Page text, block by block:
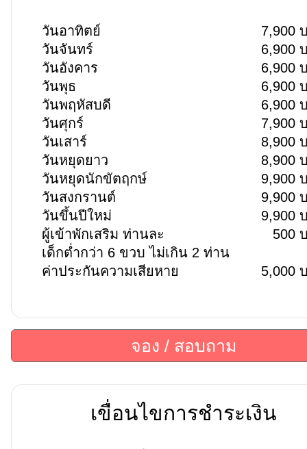
วันอาทิตย์
7,900
วันจันทร์
6,900
วันอังคาร
6,900
วันพุธ
6,900
วันพฤหัสบดี
6,900
วันศุกร์
7,900
วันเสาร์
8,900
วันหยุดยาว
8,900
วันหยุดนักขัตฤกษ์
9,900
วันสงกรานต์
9,900
วันขึ้นปีใหม่
9,900
ผู้เข้าพักเสริม ท่านละ
500
เด็กต่ำกว่า 6 ขวบ ไม่เกิน 2 ท่าน
ค่าประกันความเสียหาย
5,000
จอง / สอบถาม
เขื่อนไขการชำระเงิน